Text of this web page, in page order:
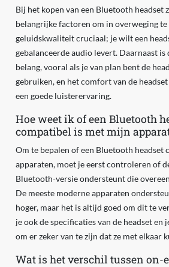
Bij het kopen van een Bluetooth headset
belangrijke factoren om in overweging te
geluidskwaliteit cruciaal; je wilt een
gebalanceerde audio levert. Daarnaast
belang, vooral als je van plan bent de
gebruiken, en het comfort van de
een goede luisterervaring.
Hoe weet ik of een Bluetooth
compatibel is met mijn
Om te bepalen of een Bluetooth headset
apparaten, moet je eerst controleren of
Bluetooth-versie ondersteunt die
De meeste moderne apparaten
hoger, maar het is altijd goed om dit te
je ook de specificaties van de headset en
om er zeker van te zijn dat ze met elkaar
Wat is het verschil tussen on-